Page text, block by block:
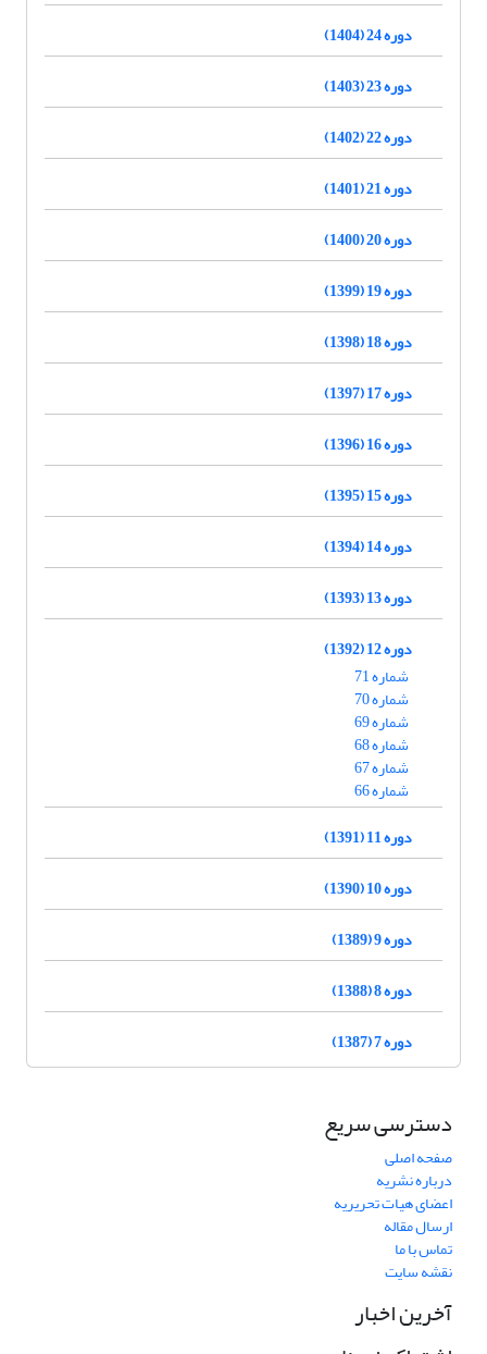
دوره 24 (1404)
دوره 23 (1403)
دوره 22 (1402)
دوره 21 (1401)
دوره 20 (1400)
دوره 19 (1399)
دوره 18 (1398)
دوره 17 (1397)
دوره 16 (1396)
دوره 15 (1395)
دوره 14 (1394)
دوره 13 (1393)
دوره 12 (1392)
شماره 71
شماره 70
شماره 69
شماره 68
شماره 67
شماره 66
دوره 11 (1391)
دوره 10 (1390)
دوره 9 (1389)
دوره 8 (1388)
دوره 7 (1387)
دسترسی سریع
صفحه اصلی
درباره نشریه
اعضای هیات تحریریه
ارسال مقاله
تماس با ما
نقشه سایت
آخرین اخبار